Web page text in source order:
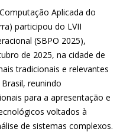
Aplicada do
participou do LVII
(SBPO 2025),
de 2025, na cidade de
tradicionais e relevantes
reunindo
para a apresentação e
voltados à
de sistemas complexos.